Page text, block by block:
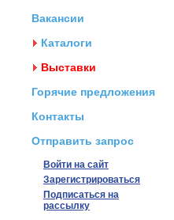
Вакансии
Каталоги
Выставки
Горячие предложения
Контакты
Отправить запрос
Войти на сайт
Зарегистрироваться
Подписаться на
рассылку